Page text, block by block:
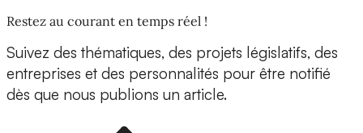
Restez au courant en temps réel !
Suivez des thématiques, des projets législatifs, des
entreprises et des personnalités pour être notifié
dès que nous publions un article.